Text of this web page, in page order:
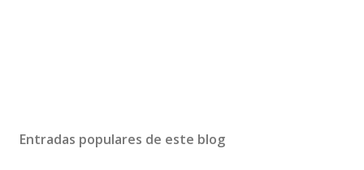
Entradas populares de este blog